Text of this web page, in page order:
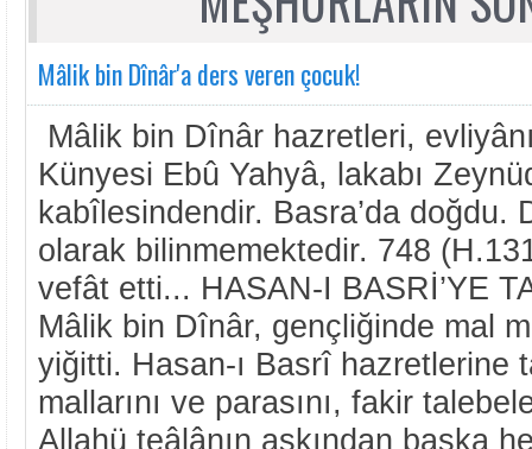
Mâlik bin Dînâr'a ders veren çocuk!
Mâlik bin Dînâr hazretleri,
Künyesi Ebû Yahyâ, lakabı
kabîlesindendir. Basra’da doğdu.
olarak bilinmemektedir. 748
vefât etti... HASAN-I BASRİ’YE
Mâlik bin Dînâr, gençliğinde mal
yiğitti. Hasan-ı Basrî hazretlerine
mallarını ve parasını, fakir
Allahü teâlânın aşkından başka